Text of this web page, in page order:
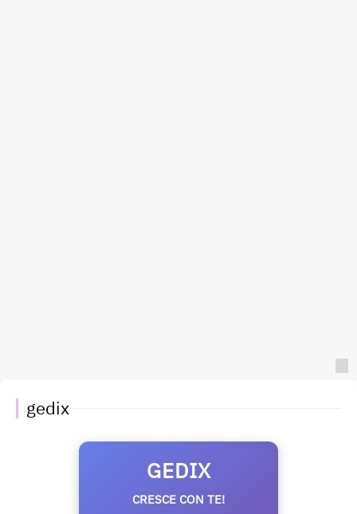
gedix
GEDIX
CRESCE CON TE!